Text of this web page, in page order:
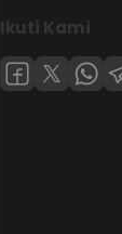
Ikuti Kami